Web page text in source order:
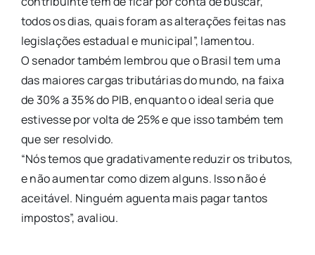
todos os dias, quais foram as alterações feitas nas
legislações estadual e municipal”, lamentou.
O senador também lembrou que o Brasil tem uma
das maiores cargas tributárias do mundo, na faixa
de 30% a 35% do PIB, enquanto o ideal seria que
estivesse por volta de 25% e que isso também tem
que ser resolvido.
“Nós temos que gradativamente reduzir os tributos,
e não aumentar como dizem alguns. Isso não é
aceitável. Ninguém aguenta mais pagar tantos
impostos”, avaliou.